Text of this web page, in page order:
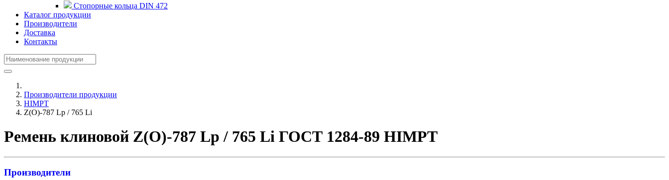
Стопорные кольца DIN 472
Каталог продукции
Производители
Доставка
Контакты
Производители продукции
HIMPT
Z(О)-787 Lp / 765 Li
Ремень клиновой Z(О)-787 Lp / 765 Li ГОСТ 1284-89 HIMPT
Производители